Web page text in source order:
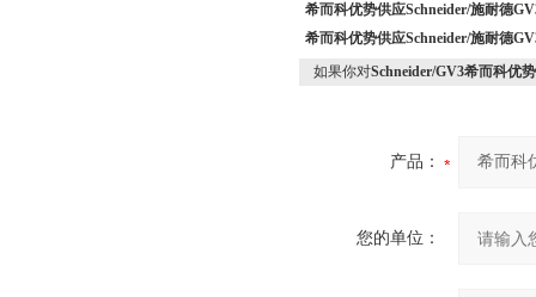
希而科优势供应Schneider/施耐德
希而科优势供应Schneider/施耐德
如果你对Schneider/GV3希而科优
产品：
您的单位：